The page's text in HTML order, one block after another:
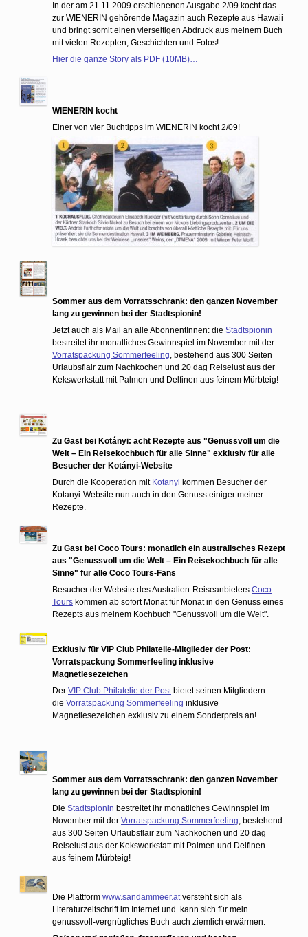
In der am 21.11.2009 erschienenen Ausgabe 2/09 kocht das
zur WIENERIN gehörende Magazin auch Rezepte aus Hawaii
und bringt somit einen vierseitigen Abdruck aus meinem Buch
mit vielen Rezepten, Geschichten und Fotos!
Hier die ganze Story als PDF (10MB)…
WIENERIN kocht
Einer von vier Buchtipps im WIENERIN kocht 2/09!
Sommer aus dem Vorratsschrank: den ganzen November
lang zu gewinnen bei der Stadtspionin!
Jetzt auch als Mail an alle AbonnentInnen: die Stadtspionin
bestreitet ihr monatliches Gewinnspiel im November mit der
Vorratspackung Sommerfeeling, bestehend aus 300 Seiten
Urlaubsflair zum Nachkochen und 20 dag Reiselust aus der
Kekswerkstatt mit Palmen und Delfinen aus feinem Mürbteig!
Zu Gast bei Kotányi: acht Rezepte aus "Genussvoll um die
Welt – Ein Reisekochbuch für alle Sinne" exklusiv für alle
Besucher der Kotányi-Website
Durch die Kooperation mit Kotanyi kommen Besucher der
Kotanyi-Website nun auch in den Genuss einiger meiner
Rezepte.
Zu Gast bei Coco Tours: monatlich ein australisches Rezept
aus "Genussvoll um die Welt – Ein Reisekochbuch für alle
Sinne" für alle Coco Tours-Fans
Besucher der Website des Australien-Reiseanbieters Coco
Tours kommen ab sofort Monat für Monat in den Genuss eines
Rezepts aus meinem Kochbuch "Genussvoll um die Welt".
Exklusiv für VIP Club Philatelie-Mitglieder der Post:
Vorratspackung Sommerfeeling inklusive
Magnetlesezeichen
Der VIP Club Philatelie der Postbietet seinen Mitgliedern
die Vorratspackung Sommerfeeling inklusive
Magnetlesezeichen exklusiv zu einem Sonderpreis an!
Sommer aus dem Vorratsschrank: den ganzen November
lang zu gewinnen bei der Stadtspionin!
Die Stadtspionin bestreitet ihr monatliches Gewinnspiel im
November mit der Vorratspackung Sommerfeeling, bestehend
aus 300 Seiten Urlaubsflair zum Nachkochen und 20 dag
Reiselust aus der Kekswerkstatt mit Palmen und Delfinen
aus feinem Mürbteig!
Die Plattform www.sandammeer.atversteht sich als
Literaturzeitschrift im Internet und kann sich für mein
genussvoll-vergnügliches Buch auch ziemlich erwärmen: